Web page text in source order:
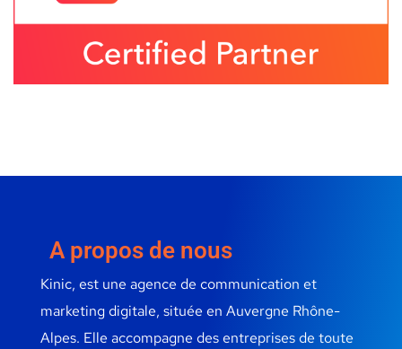
A propos de nous
Kinic, est une agence de communication et
marketing digitale, située en Auvergne Rhône-
Alpes. Elle accompagne des entreprises de toute